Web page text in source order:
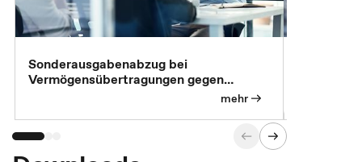
Sonderausgabenabzug bei
Vermögensübertragungen gegen
mehr